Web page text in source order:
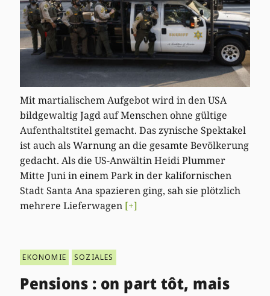
Mit martialischem Aufgebot wird in den USA
bildgewaltig Jagd auf Menschen ohne gültige
Aufenthaltstitel gemacht. Das zynische Spektakel
ist auch als Warnung an die gesamte Bevölkerung
gedacht. Als die US-Anwältin Heidi Plummer
Mitte Juni in einem Park in der kalifornischen
Stadt Santa Ana spazieren ging, sah sie plötzlich
mehrere Lieferwagen [+]
EKONOMIE SOZIALES
Pensions : on part tôt, mais